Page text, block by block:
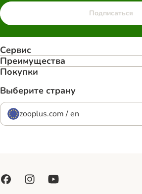
Подписаться
Сервис
Преимуществa
Покупки
Выберите страну
zooplus.com / en